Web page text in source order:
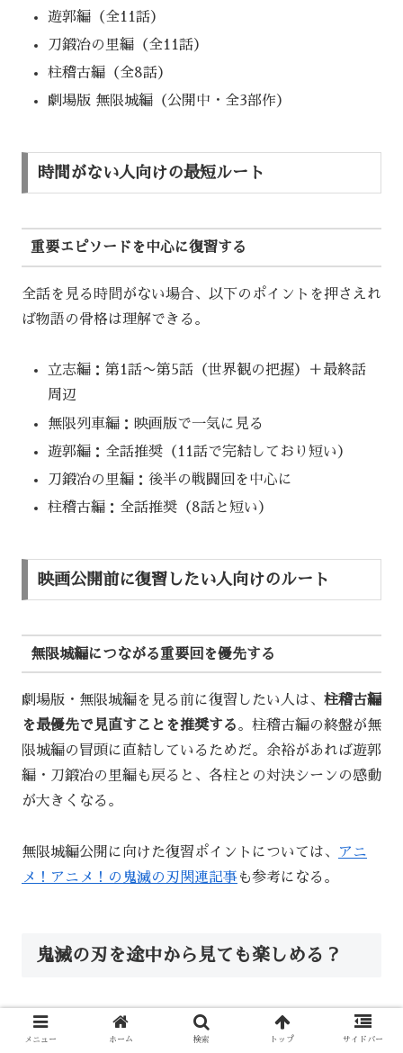
遊郭編（全11話）
刀鍛冶の里編（全11話）
柱稽古編（全8話）
劇場版 無限城編（公開中・全3部作）
時間がない人向けの最短ルート
重要エピソードを中心に復習する
全話を見る時間がない場合、以下のポイントを押さえれ
ば物語の骨格は理解できる。
立志編：第1話〜第5話（世界観の把握）＋最終話
周辺
無限列車編：映画版で一気に見る
遊郭編：全話推奨（11話で完結しており短い）
刀鍛冶の里編：後半の戦闘回を中心に
柱稽古編：全話推奨（8話と短い）
映画公開前に復習したい人向けのルート
無限城編につながる重要回を優先する
劇場版・無限城編を見る前に復習したい人は、 柱稽古編
を最優先で見直すことを推奨する。柱稽古編の終盤が無
限城編の冒頭に直結しているためだ。余裕があれば遊郭
編・刀鍛冶の里編も戻ると、各柱との対決シーンの感動
が大きくなる。
無限城編公開に向けた復習ポイントについては、
アニ
メ！アニメ！の鬼滅の刃関連記事も参考になる。
鬼滅の刃を途中から見ても楽しめる？
映像やバトルは途中からでも楽しめる
メニュー ホーム 検索 トップ サイドバー